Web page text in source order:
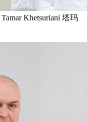
Tamar Khetsuriani 塔玛